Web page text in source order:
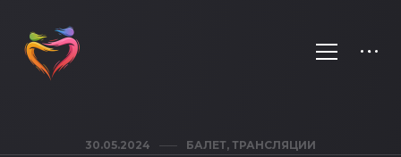
30.05.2024 БАЛЕТ, ТРАНСЛЯЦИИ